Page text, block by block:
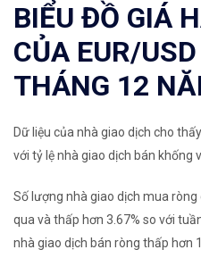
BIỂU ĐỒ GIÁ
CỦA EUR/
THÁNG 12
Dữ liệu của nhà giao dịch cho
với tỷ lệ nhà giao dịch bán khống
Số lượng nhà giao dịch mua
qua và thấp hơn 3.67% so với
nhà giao dịch bán ròng thấp hơn